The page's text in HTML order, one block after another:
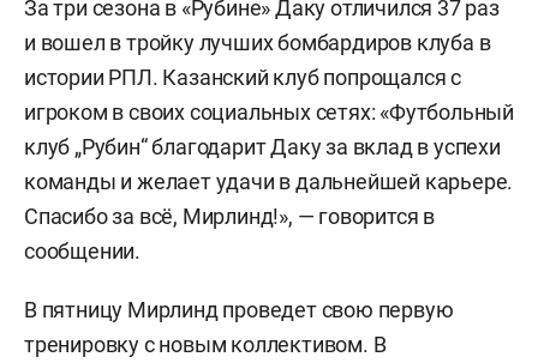
За три сезона в «Рубине» Даку отличился 37 раз
и вошел в тройку лучших бомбардиров клуба в
истории РПЛ. Казанский клуб попрощался с
игроком в своих социальных сетях: «Футбольный
клуб „Рубин“ благодарит Даку за вклад в успехи
команды и желает удачи в дальнейшей карьере.
Спасибо за всё, Мирлинд!», — говорится в
сообщении.
В пятницу Мирлинд проведет свою первую
тренировку с новым коллективом. В